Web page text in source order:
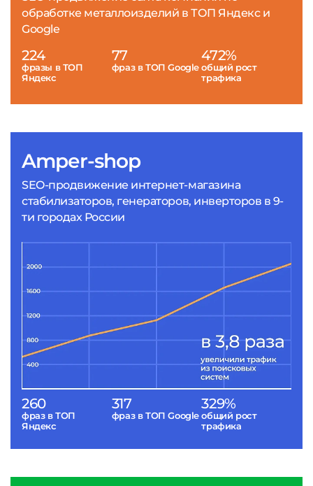
Amper-shop
SEO-продвижение интернет-магазина
стабилизаторов, генераторов, инверторов в 9-
ти городах России
260
фраз в ТОП
Яндекс
317
фраз в ТОП Google
329%
общий рост
трафика
обработке металлоизделий в ТОП Яндекс и
Google
224
фразы в ТОП
Яндекс
77
фраз в ТОП Google
472%
общий рост
трафика